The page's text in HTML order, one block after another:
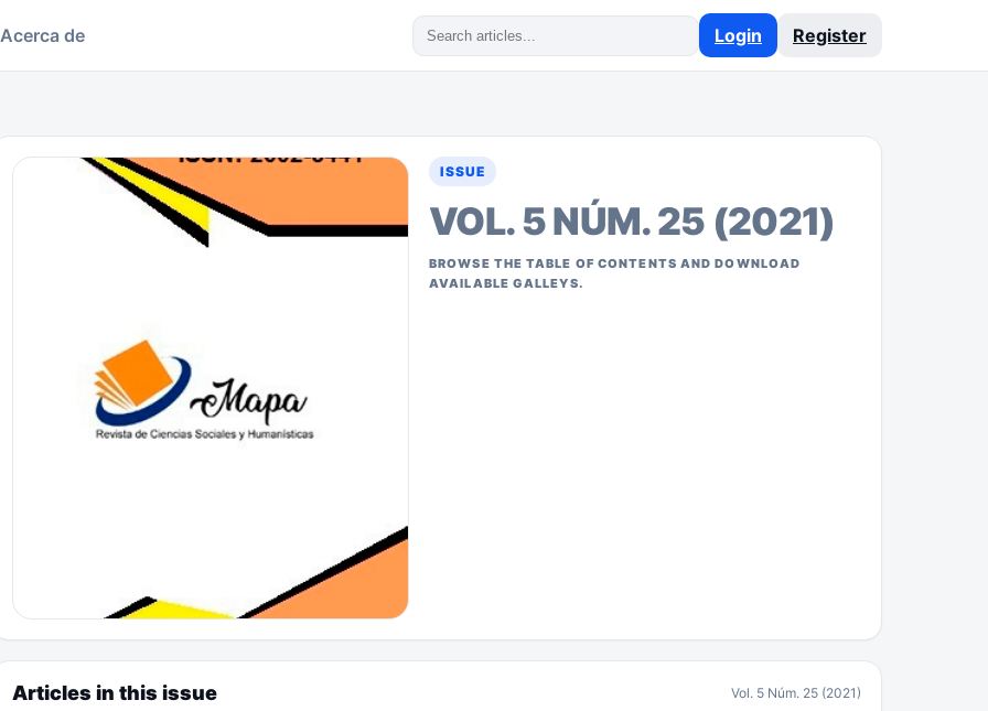
Acerca de Login Register
ISSUE
VOL. 5 NÚM. 25 (2021)
BROWSE THE TABLE OF CONTENTS AND DOWNLOAD
AVAILABLE GALLEYS.
Articles in this issue Vol. 5 Núm. 25 (2021)